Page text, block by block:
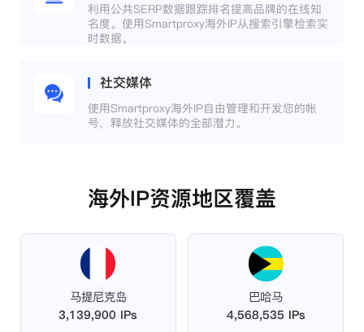
利用公共SERP数据跟踪排名提高品牌的在线知
名度。使用Smartproxy海外IP从搜索引擎检索实
时数据。
社交媒体
使用Smartproxy海外IP自由管理和开发您的帐
号，释放社交媒体的全部潜力。
海外IP资源地区覆盖
马提尼克岛
3,139,900 IPs
巴哈马
4,568,535 IPs